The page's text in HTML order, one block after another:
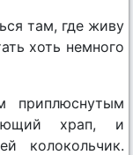
там, где живу
хоть немного
приплюснутым
храп, и
колокольчик.